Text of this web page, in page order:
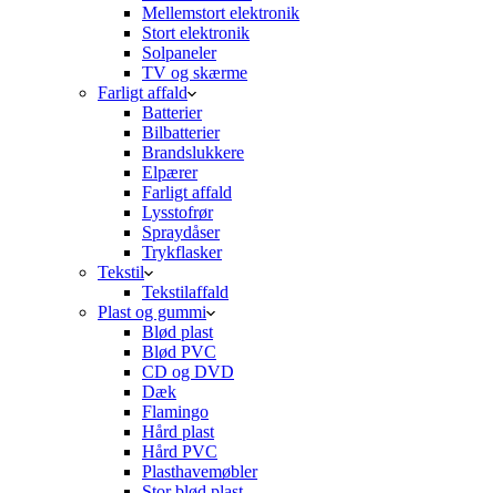
Mellemstort elektronik
Stort elektronik
Solpaneler
TV og skærme
Farligt affald
Batterier
Bilbatterier
Brandslukkere
Elpærer
Farligt affald
Lysstofrør
Spraydåser
Trykflasker
Tekstil
Tekstilaffald
Plast og gummi
Blød plast
Blød PVC
CD og DVD
Dæk
Flamingo
Hård plast
Hård PVC
Plasthavemøbler